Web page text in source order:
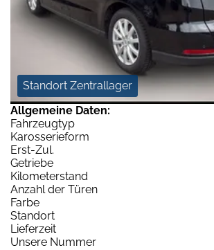
Standort Zentrallager
Allgemeine Daten:
Fahrzeugtyp
Karosserieform
Erst-Zul.
Getriebe
Kilometerstand
Anzahl der Türen
Farbe
Standort
Lieferzeit
Unsere Nummer